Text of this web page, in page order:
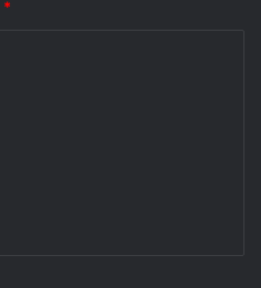
*